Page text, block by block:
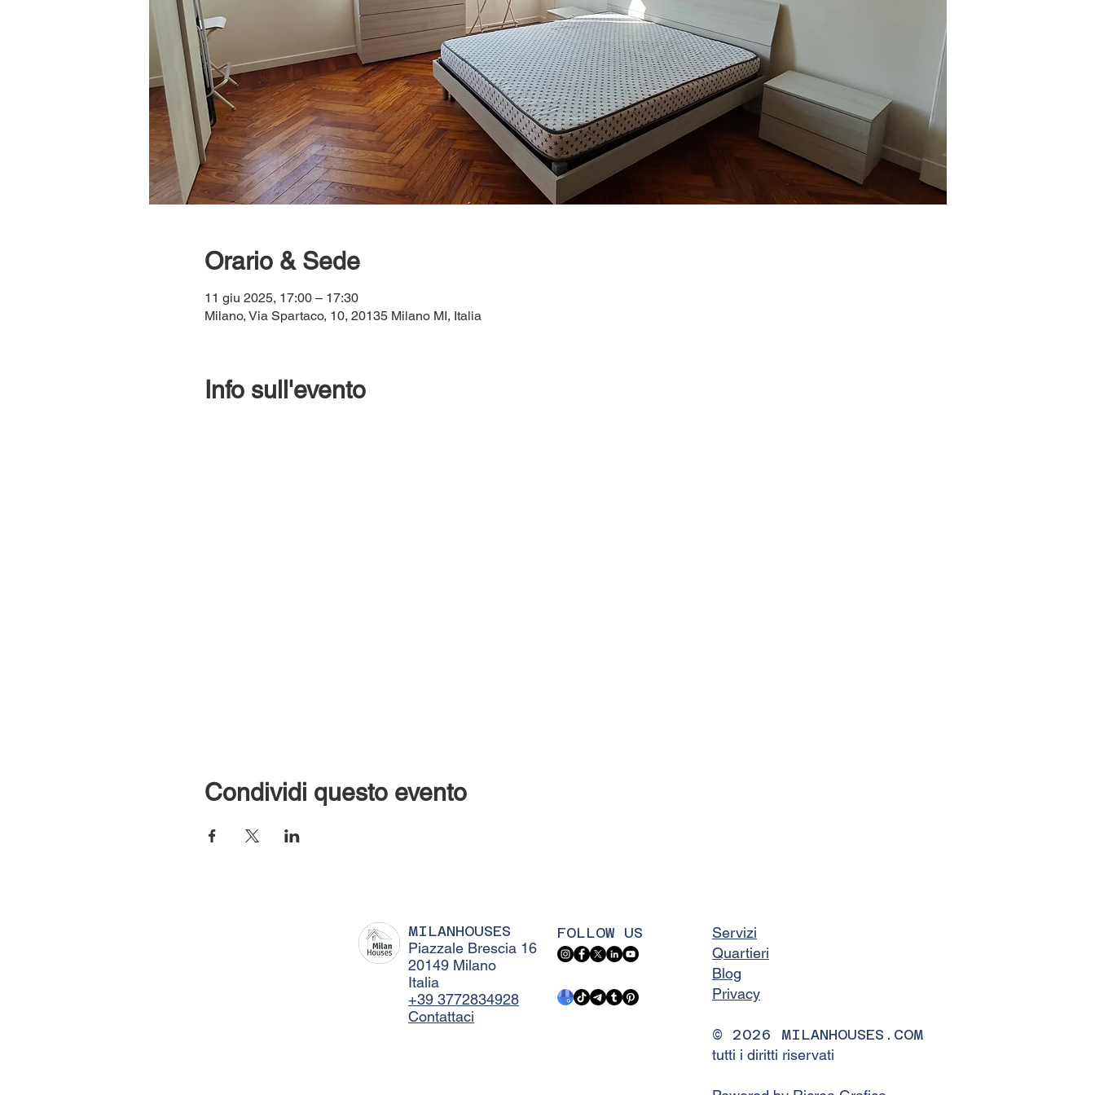
Orario & Sede
11 giu 2025, 17:00 – 17:30
Milano, Via Spartaco, 10, 20135 Milano MI, Italia
Info sull'evento
Condividi questo evento
MILANHOUSES
Piazzale Brescia 16
20149 Milano
Italia
+39 3772834928
Contattaci
FOLLOW US
Servizi
Quartieri
Blog
Privacy
© 2026 MILANHOUSES.COM
tutti i diritti riservati